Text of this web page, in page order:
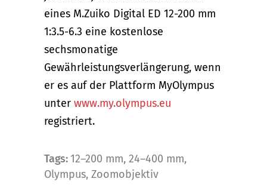
eines M.Zuiko Digital ED 12-200 mm
1:3.5-6.3 eine kostenlose
sechsmonatige
Gewährleistungsverlängerung, wenn
er es auf der Plattform MyOlympus
unter www.my.olympus.eu
registriert.
Tags: 12–200 mm, 24–400 mm,
Olympus, Zoomobjektiv